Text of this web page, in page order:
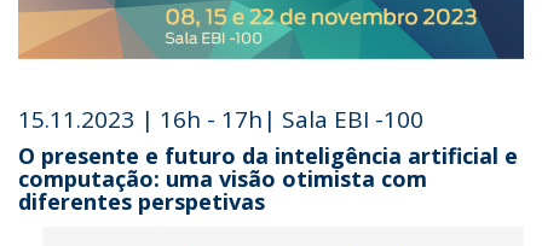
15.11.2023 | 16h - 17h| Sala EBI -100
O presente e futuro da inteligência artificial e
computação: uma visão otimista com
diferentes perspetivas